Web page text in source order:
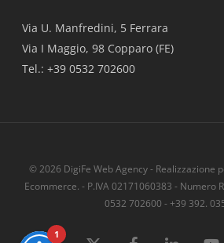
Via U. Manfredini, 5 Ferrara
Via I Maggio, 98 Copparo (FE)
Tel.: +39 0532 702600
© 2026 DigiFe Web Agency - Realizzazione
Ecommerce. - P.IVA 02171060383 - Numero
0532 702600 - +39 392.
1